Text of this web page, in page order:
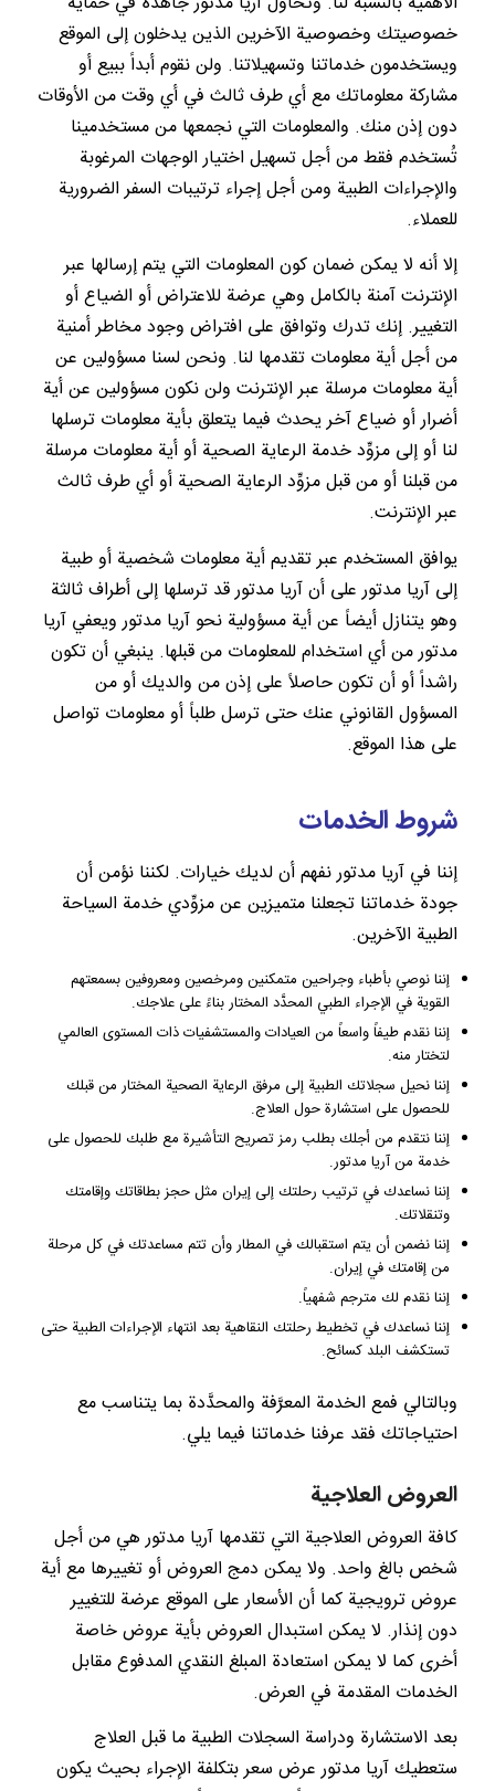
خصوصيتك وخصوصية الآخرين الذين يدخلون إلى الموقع
ويستخدمون خدماتنا وتسهيلاتنا. ولن نقوم أبداً ببيع أو
مشاركة معلوماتك مع أي طرف ثالث في أي وقت من الأوقات
دون إذن منك. والمعلومات التي نجمعها من مستخدمينا
تُستخدم فقط من أجل تسهيل اختيار الوجهات المرغوبة
والإجراءات الطبية ومن أجل إجراء ترتيبات السفر الضرورية
للعملاء.
إلا أنه لا يمكن ضمان كون المعلومات التي يتم إرسالها عبر
الإنترنت آمنة بالكامل وهي عرضة للاعتراض أو الضياع أو
التغيير. إنك تدرك وتوافق على افتراض وجود مخاطر أمنية
من أجل أية معلومات تقدمها لنا. ونحن لسنا مسؤولين عن
أية معلومات مرسلة عبر الإنترنت ولن نكون مسؤولين عن أية
أضرار أو ضياع آخر يحدث فيما يتعلق بأية معلومات ترسلها
لنا أو إلى مزوِّد خدمة الرعاية الصحية أو أية معلومات مرسلة
من قبلنا أو من قبل مزوِّد الرعاية الصحية أو أي طرف ثالث
عبر الإنترنت.
يوافق المستخدم عبر تقديم أية معلومات شخصية أو طبية
إلى آريا مدتور على أن آريا مدتور قد ترسلها إلى أطراف ثالثة
وهو يتنازل أيضاً عن أية مسؤولية نحو آريا مدتور ويعفي آريا
مدتور من أي استخدام للمعلومات من قبلها. ينبغي أن تكون
راشداً أو أن تكون حاصلاً على إذن من والديك أو من
المسؤول القانوني عنك حتى ترسل طلباً أو معلومات تواصل
على هذا الموقع.
شروط الخدمات
إننا في آريا مدتور نفهم أن لديك خيارات. لكننا نؤمن أن
جودة خدماتنا تجعلنا متميزين عن مزوِّدي خدمة السياحة
الطبية الآخرين.
إننا نوصي بأطباء وجراحين متمكنين ومرخصين ومعروفين بسمعتهم
القوية في الإجراء الطبي المحدَّد المختار بناءً على علاجك.
إننا نقدم طيفاً واسعاً من العيادات والمستشفيات ذات المستوى العالمي
لتختار منه.
إننا نحيل سجلاتك الطبية إلى مرفق الرعاية الصحية المختار من قبلك
للحصول على استشارة حول العلاج.
إننا نتقدم من أجلك بطلب رمز تصريح التأشيرة مع طلبك للحصول على
خدمة من آريا مدتور.
إننا نساعدك في ترتيب رحلتك إلى إيران مثل حجز بطاقاتك وإقامتك
وتنقلاتك.
إننا نضمن أن يتم استقبالك في المطار وأن تتم مساعدتك في كل مرحلة
من إقامتك في إيران.
إننا نقدم لك مترجم شفهياً.
إننا نساعدك في تخطيط رحلتك النقاهية بعد انتهاء الإجراءات الطبية حتى
تستكشف البلد كسائح.
وبالتالي فمع الخدمة المعرَّفة والمحدَّدة بما يتناسب مع
احتياجاتك فقد عرفنا خدماتنا فيما يلي.
العروض العلاجية
كافة العروض العلاجية التي تقدمها آريا مدتور هي من أجل
شخص بالغ واحد. ولا يمكن دمج العروض أو تغييرها مع أية
عروض ترويجية كما أن الأسعار على الموقع عرضة للتغيير
دون إنذار. لا يمكن استبدال العروض بأية عروض خاصة
أخرى كما لا يمكن استعادة المبلغ النقدي المدفوع مقابل
الخدمات المقدمة في العرض.
بعد الاستشارة ودراسة السجلات الطبية ما قبل العلاج
ستعطيك آريا مدتور عرض سعر بتكلفة الإجراء بحيث يكون